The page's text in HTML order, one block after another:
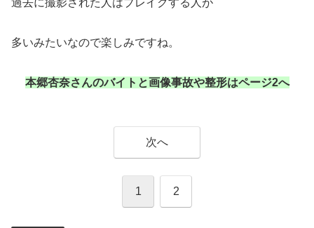
過去に撮影された人はブレイクする人が
多いみたいなので楽しみですね。
本郷杏奈さんのバイトと画像事故や整形はページ2へ
次へ
1 2